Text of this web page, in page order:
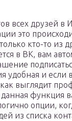
всех друзей в
это
кто-то из
в ВК, вам
удобная и если
выглядит
функция
опции,
из списка